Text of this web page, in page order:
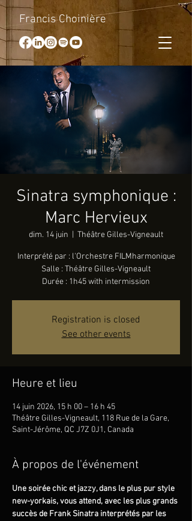
Francis Choinière
Sinatra symphonique :
Marc Hervieux
dim. 14 juin Théâtre Gilles-Vigneault
Interprété par : l'Orchestre FILMharmonique
Salle : Théâtre Gilles-Vigneault
Durée : 1h45 with intermission
Registration is closed
See other events
Heure et lieu
14 juin 2026, 15 h 00 – 16 h 45
Théâtre Gilles-Vigneault, 118 Rue de la Gare,
Saint-Jérôme, QC J7Z 0J1, Canada
À propos de l'événement
Une soirée chic et jazzy, dans le plus pur style
new-yorkais, vous attend, avec les plus grands
succès de Frank Sinatra interprétés par les